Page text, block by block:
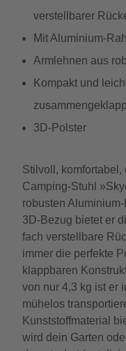
verstellbarer
Mit Aluminium-
Armlehnen aus
Kompakt und
3D-Polster
Stilvoll, komfortabel,
Camping-Stuhl
robusten
3D-Bezug bietet er
fach verstellbare
immer die perfekte
klappbaren
von nur 4,3 kg ist er
mühelos
Kunststoffmaterial
wird dein Garten